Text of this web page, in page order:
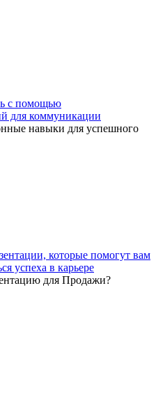
с помощью
для коммуникации
навыки для успешного
которые помогут вам
успеха в карьере
для Продажи?